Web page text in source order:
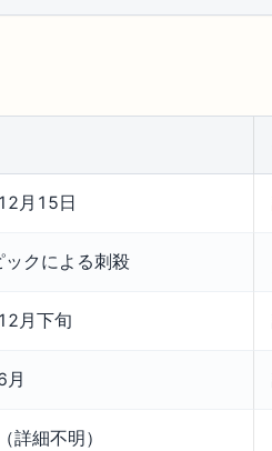
月15日
ックによる刺殺
月下旬
月
詳細不明）